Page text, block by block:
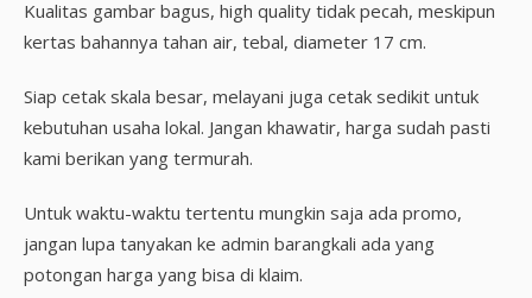
Kualitas gambar bagus, high quality tidak pecah, meskipun
kertas bahannya tahan air, tebal, diameter 17 cm.
Siap cetak skala besar, melayani juga cetak sedikit untuk
kebutuhan usaha lokal. Jangan khawatir, harga sudah pasti
kami berikan yang termurah.
Untuk waktu-waktu tertentu mungkin saja ada promo,
jangan lupa tanyakan ke admin barangkali ada yang
potongan harga yang bisa di klaim.